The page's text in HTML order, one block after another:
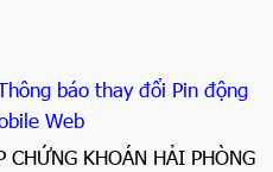
báo thay đổi Pin động
Web
CHỨNG KHOÁN HẢI PHÒNG